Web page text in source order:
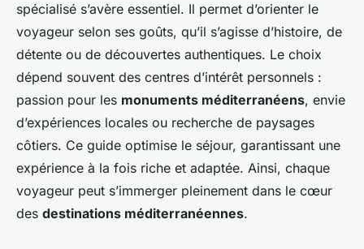
spécialisé s’avère essentiel. Il permet d’orienter le
voyageur selon ses goûts, qu’il s’agisse d’histoire, de
détente ou de découvertes authentiques. Le choix
dépend souvent des centres d’intérêt personnels :
passion pour les monuments méditerranéens, envie
d’expériences locales ou recherche de paysages
côtiers. Ce guide optimise le séjour, garantissant une
expérience à la fois riche et adaptée. Ainsi, chaque
voyageur peut s’immerger pleinement dans le cœur
des destinations méditerranéennes.